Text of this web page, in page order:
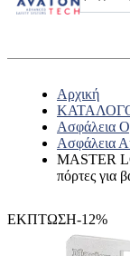
Αρχική
Ασφάλεια
Ασφάλεια
MASTER
πόρτες για
ΕΚΠΤΩΣΗ-12%